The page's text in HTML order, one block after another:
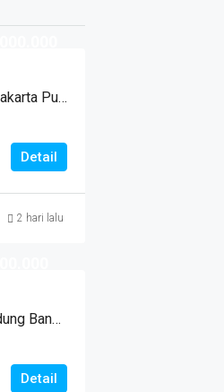
Dijual Rumah Senayan Kebayoran Baru Jakarta Pusat
Detail
2 hari lalu
Dijual Rumah Kost Di Rancakendal Cigadung Bandung
Detail